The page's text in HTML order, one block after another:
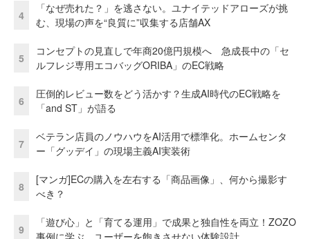
4
「なぜ売れた？」を逃さない。ユナイテッドアローズが挑
む、現場の声を“良質に”収集する店舗AX
5
コンセプトの見直しで年商20億円規模へ 急成長中の「セ
ルフレジ専用エコバッグORIBA」のEC戦略
6
圧倒的レビュー数をどう活かす？生成AI時代のEC戦略を
「and ST」が語る
7
ベテラン店員のノウハウをAI活用で標準化。ホームセンタ
ー「グッデイ」の現場主義AI実装術
8
[マンガ]ECの購入を左右する「商品画像」、何から撮影す
べき？
9
「遊び心」と「育てる運用」で成果と独自性を両立！ZOZO